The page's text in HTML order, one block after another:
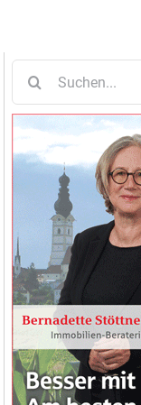
nach: